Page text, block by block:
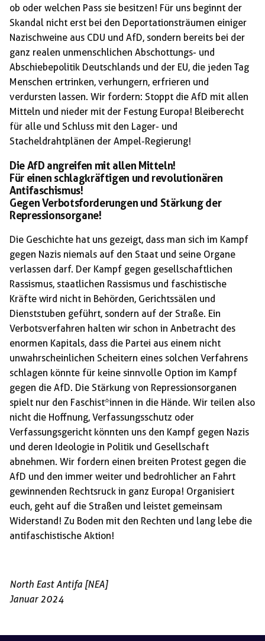
ob oder welchen Pass sie besitzen! Für uns beginnt der
Skandal nicht erst bei den Deportationsträumen einiger
Nazischweine aus CDU und AfD, sondern bereits bei der
ganz realen unmenschlichen Abschottungs- und
Abschiebepolitik Deutschlands und der EU, die jeden Tag
Menschen ertrinken, verhungern, erfrieren und
verdursten lassen. Wir fordern: Stoppt die AfD mit allen
Mitteln und nieder mit der Festung Europa! Bleiberecht
für alle und Schluss mit den Lager- und
Stacheldrahtplänen der Ampel-Regierung!
Die AfD angreifen mit allen Mitteln!
Für einen schlagkräftigen und revolutionären
Antifaschismus!
Gegen Verbotsforderungen und Stärkung der
Repressionsorgane!
Die Geschichte hat uns gezeigt, dass man sich im Kampf
gegen Nazis niemals auf den Staat und seine Organe
verlassen darf. Der Kampf gegen gesellschaftlichen
Rassismus, staatlichen Rassismus und faschistische
Kräfte wird nicht in Behörden, Gerichtssälen und
Dienststuben geführt, sondern auf der Straße. Ein
Verbotsverfahren halten wir schon in Anbetracht des
enormen Kapitals, dass die Partei aus einem nicht
unwahrscheinlichen Scheitern eines solchen Verfahrens
schlagen könnte für keine sinnvolle Option im Kampf
gegen die AfD. Die Stärkung von Repressionsorganen
spielt nur den Faschist*innen in die Hände. Wir teilen also
nicht die Hoffnung, Verfassungsschutz oder
Verfassungsgericht könnten uns den Kampf gegen Nazis
und deren Ideologie in Politik und Gesellschaft
abnehmen. Wir fordern einen breiten Protest gegen die
AfD und den immer weiter und bedrohlicher an Fahrt
gewinnenden Rechtsruck in ganz Europa! Organisiert
euch, geht auf die Straßen und leistet gemeinsam
Widerstand! Zu Boden mit den Rechten und lang lebe die
antifaschistische Aktion!
North East Antifa [NEA]
Januar 2024